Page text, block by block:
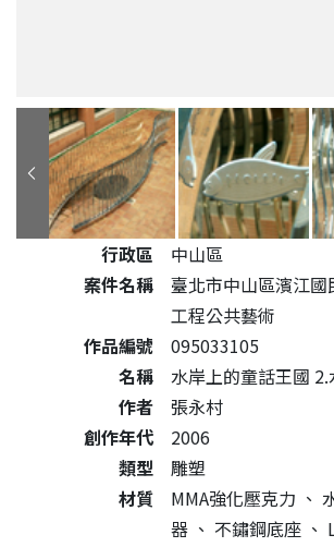
公共藝術作品詳細資料
行政區
中山區
案件名稱
臺北市中山區濱江
工程公共藝術
作品編號
095033105
名稱
水岸上的童話王國
作者
張永村
創作年代
2006
類型
雕塑
材質
MMA強化壓克力 、
器 、 不鏽鋼底座 、